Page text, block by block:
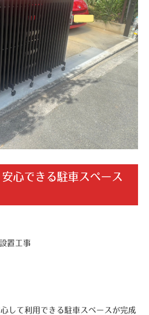
心できる駐車スペース
置工事
して利用できる駐車スペースが完成